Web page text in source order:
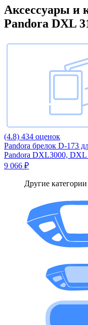
Аксессуары и
Pandora DXL
(4.8) 434 оценок
Pandora брелок D-173
Pandora DXL3000,
9 066 ₽
Другие категории